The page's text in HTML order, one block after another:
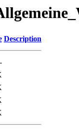
Description
-